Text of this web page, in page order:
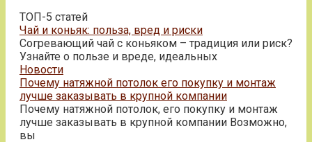
ТОП-5 статей
Чай и коньяк: польза, вред и риски
Согревающий чай с коньяком – традиция или риск?
Узнайте о пользе и вреде, идеальных
Новости
Почему натяжной потолок его покупку и монтаж
лучше заказывать в крупной компании
Почему натяжной потолок, его покупку и монтаж
лучше заказывать в крупной компании Возможно,
вы